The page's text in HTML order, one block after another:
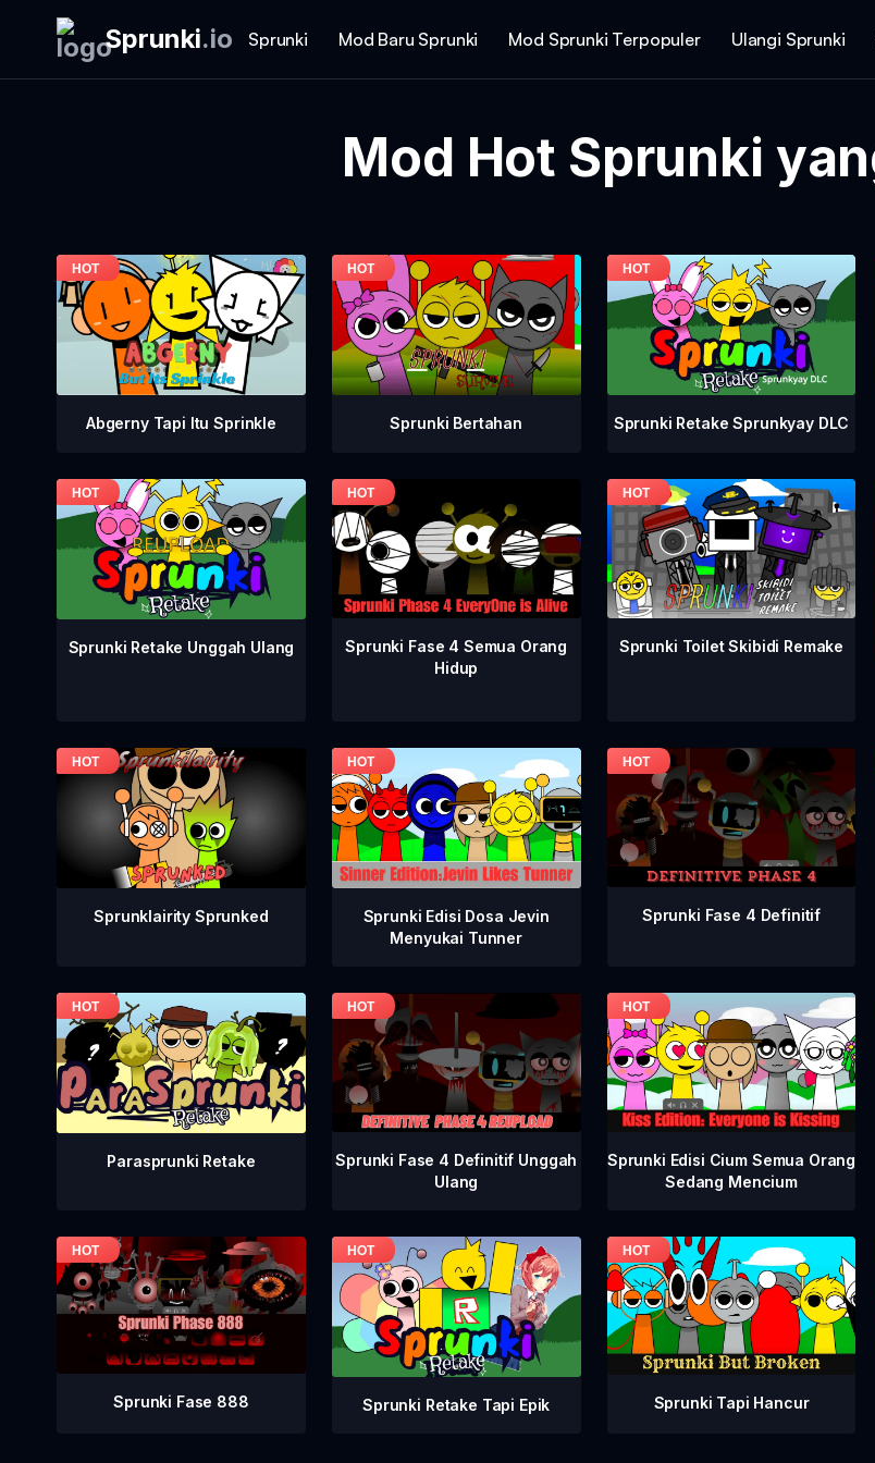
Sprunki.io Sprunki Mod Baru Sprunki Mod Sprunki Terpopuler Ulangi Sprunki
Mod Hot Sprunki
Abgerny Tapi Itu Sprinkle Sprunki Bertahan Sprunki Retake Sprunkyay DLC
Sprunki Retake Unggah Ulang
Sprunki Fase 4 Semua Orang
Hidup
Sprunki Toilet Skibidi Remake
Sprunklairity Sprunked
Sprunki Edisi Dosa Jevin
Menyukai Tunner
Sprunki Fase 4 Definitif
Parasprunki Retake
Sprunki Fase 4 Definitif Unggah
Ulang
Sprunki Edisi Cium Semua Orang
Sedang Mencium
Sprunki Fase 888 Sprunki Retake Tapi Epik Sprunki Tapi Hancur